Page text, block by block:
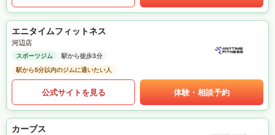
エニタイムフィットネス
河辺店
スポーツジム
駅から徒歩3分
駅から5分以内のジムに通いたい人
公式サイトを見る 体験・相談予約
カーブス